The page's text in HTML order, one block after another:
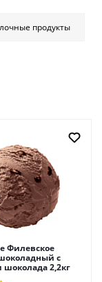
продукты
Филевское
с
кусочками шоколада 2,2кг